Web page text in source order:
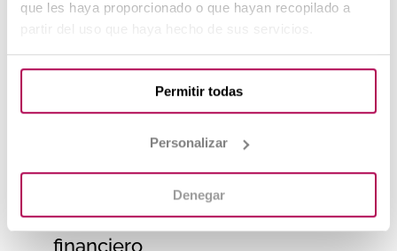
que les haya proporcionado o que hayan recopilado a
Permitir todas
Personalizar
Denegar
Emprendimiento y
autoempleo en
Administración y Finanzas
Oportunidades para iniciar un
negocio propio en el ámbito
financiero